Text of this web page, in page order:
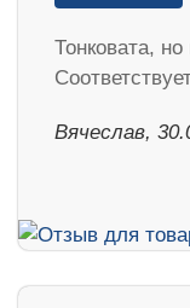
Тонковата,
Вячеслав,